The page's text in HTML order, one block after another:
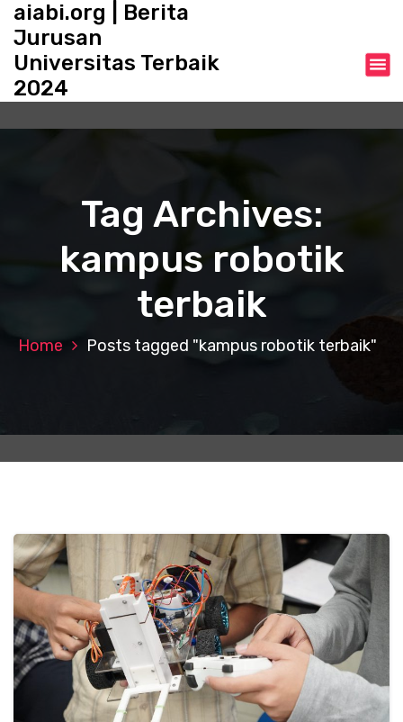
c
aiabi.org | Berita
Jurusan
Universitas Terbaik
2024
Tag Archives:
kampus robotik
terbaik
Home Posts tagged "kampus robotik terbaik"